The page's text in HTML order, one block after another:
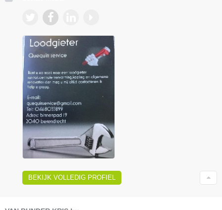
BEKIJK VOLLEDIG PROFIEL